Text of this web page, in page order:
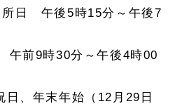
日 午後5時15分～午後7
前9時30分～午後4時00
、年末年始（12月29日